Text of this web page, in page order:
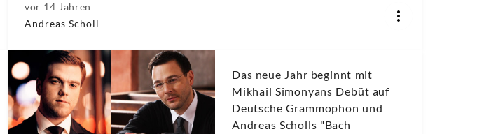
vor 14 Jahren
Andreas Scholl
Das neue Jahr beginnt mit
Mikhail Simonyans Debüt auf
Deutsche Grammophon und
Andreas Scholls "Bach